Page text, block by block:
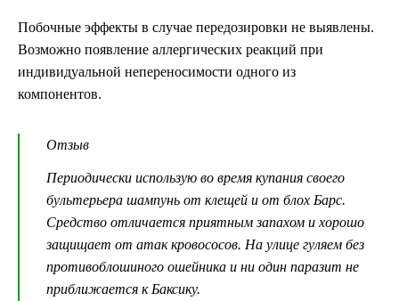
Побочные эффекты в случае передозировки не выявлены.
Возможно появление аллергических реакций при
индивидуальной непереносимости одного из
компонентов.
Отзыв
Периодически использую во время купания своего
бультерьера шампунь от клещей и от блох Барс.
Средство отличается приятным запахом и хорошо
защищает от атак кровососов. На улице гуляем без
противоблошиного ошейника и ни один паразит не
приближается к Баксику.